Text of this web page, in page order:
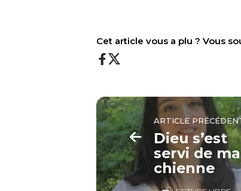
Cet article vous a plu ? Vous
ARTICLE
Dieu s’est
servi de ma
chienne